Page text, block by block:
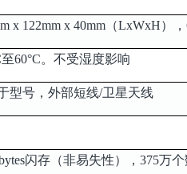
x 122mm x 40mm（LxWxH）
至60°C。不受湿度影响
型号，外部短线/卫星天线
闪存（非易失性），375万